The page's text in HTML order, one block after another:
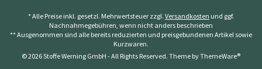
* Alle Preise inkl. gesetzl. Mehrwertsteuer zzgl. Versandkosten und ggf.
Nachnahmegebühren, wenn nicht anders beschrieben
** Ausgenommen sind alle bereits reduzierten und preisgebundenen Artikel sowie
Kurzwaren.
© 2026 Stoffe Werning GmbH - All Rights Reserved. Theme byThemeWare®